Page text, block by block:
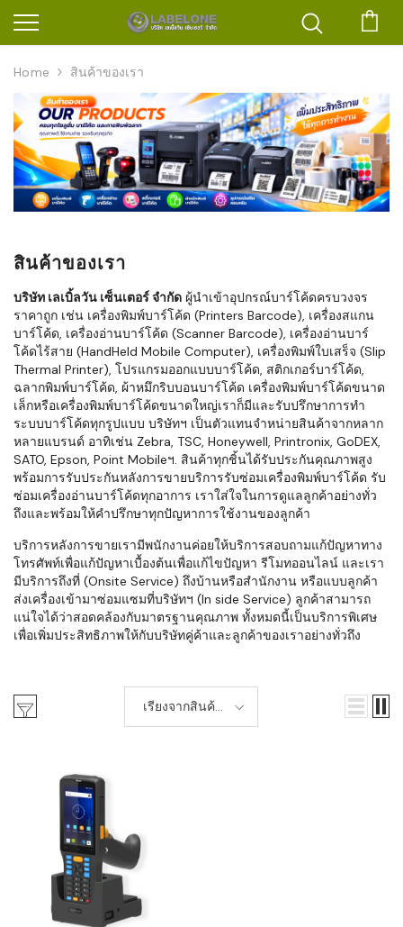
Home สินค้าของเรา
สินค้าของเรา
บริษัท เลเบิ้ลวัน เซ็นเตอร์ จำกัด ผู้นำเข้าอุปกรณ์บาร์โค้ดครบวงจร
ราคาถูก เช่น เครื่องพิมพ์บาร์โค้ด (Printers Barcode), เครื่องสแกน
บาร์โค้ด, เครื่องอ่านบาร์โค้ด (Scanner Barcode), เครื่องอ่านบาร์
โค้ดไร้สาย (HandHeld Mobile Computer), เครื่องพิมพ์ใบเสร็จ (Slip
Thermal Printer), โปรแกรมออกแบบบาร์โค้ด, สติกเกอร์บาร์โค้ด,
ฉลากพิมพ์บาร์โค้ด, ผ้าหมึกริบบอนบาร์โค้ด เครื่องพิมพ์บาร์โค้ดขนาด
เล็กหรือเครื่องพิมพ์บาร์โค้ดขนาดใหญ่เราก็มีและรับปรึกษาการทำ
ระบบบาร์โค้ดทุกรูปแบบ บริษัทฯ เป็นตัวแทนจำหน่ายสินค้าจากหลาก
หลายแบรนด์ อาทิเช่น Zebra, TSC, Honeywell, Printronix, GoDEX,
SATO, Epson, Point Mobileฯ. สินค้าทุกชิ้นได้รับประกันคุณภาพสูง
พร้อมการรับประกันหลังการขายบริการรับซ่อมเครื่องพิมพ์บาร์โค้ด รับ
ซ่อมเครื่องอ่านบาร์โค้ดทุกอาการ เราใส่ใจในการดูแลลูกค้าอย่างทั่ว
ถึงและพร้อมให้คำปรึกษาทุกปัญหาการใช้งานของลูกค้า
บริการหลังการขายเรามีพนักงานค่อยให้บริการสอบถามแก้ปัญหาทาง
โทรศัพท์เพื่อแก้ปัญหาเบื้องต้นเพื่อแก้ไขปัญหา รีโมทออนไลน์ และเรา
มีบริการถึงที่ (Onsite Service) ถึงบ้านหรือสำนักงาน หรือแบบลูกค้า
ส่งเครื่องเข้ามาซ่อมแซมที่บริษัทฯ (In side Service) ลูกค้าสามารถ
แน่ใจได้ว่าสอดคล้องกับมาตรฐานคุณภาพ ทั้งหมดนี้เป็นบริการพิเศษ
เพื่อเพิ่มประสิทธิภาพให้กับบริษัทคู่ค้าและลูกค้าของเราอย่างทั่วถึง
เรียงจากสินค้า
ใหม่-เก่า